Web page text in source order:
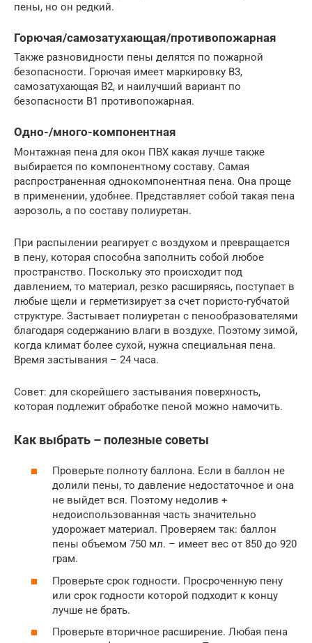
пены, но он редкий.
Горючая/самозатухающая/противопожарная
Также разновидности пены делятся по пожарной
безопасности. Горючая имеет маркировку В3,
самозатухающая В2, и наилучший вариант по
безопасности В1 противопожарная.
Одно-/много-компонентная
Монтажная пена для окон ПВХ какая лучше также
выбирается по компонентному составу. Самая
распространенная однокомпонентная пена. Она проще
в применении, удобнее. Представляет собой такая пена
аэрозоль, а по составу полиуретан.
При распылении реагирует с воздухом и превращается
в пену, которая способна заполнить собой любое
пространство. Поскольку это происходит под
давлением, то материал, резко расширяясь, поступает в
любые щели и герметизирует за счет пористо-губчатой
структуре. Застывает полиуретан с пенообразователями
благодаря содержанию влаги в воздухе. Поэтому зимой,
когда климат более сухой, нужна специальная пена.
Время застывания – 24 часа.
Совет: для скорейшего застывания поверхность,
которая подлежит обработке пеной можно намочить.
Как выбрать – полезные советы
Проверьте полноту баллона. Если в баллон не
долили пены, то давление недостаточное и она
не выйдет вся. Поэтому недолив +
недоиспользованная часть значительно
удорожает материал. Проверяем так: баллон
пены объемом 750 мл. – имеет вес от 850 до 920
грам.
Проверьте срок годности. Просроченную пену
или срок годности которой подходит к концу
лучше не брать.
Проверьте вторичное расширение. Любая пена